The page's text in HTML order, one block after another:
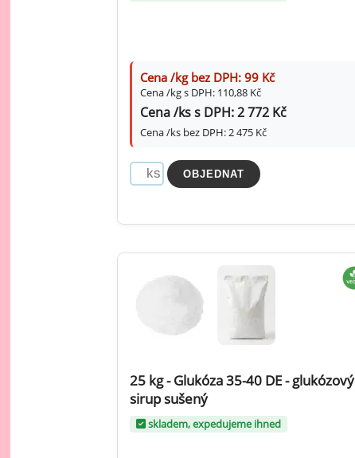
Cena /kg bez DPH: 99 Kč
Cena /kg s DPH: 110,88 Kč
Cena /ks s DPH: 2 772 Kč
Cena /ks bez DPH: 2 475 Kč
25 kg - Glukóza 35-40 DE - glukózový
sirup sušený
skladem, expedujeme ihned